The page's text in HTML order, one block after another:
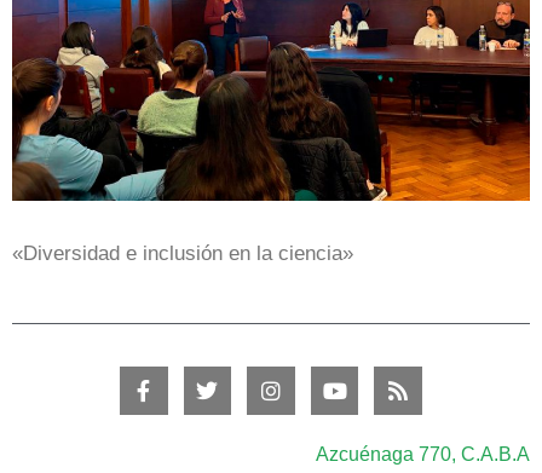
«Diversidad e inclusión en la ciencia»
Azcuénaga 770, C.A.B.A